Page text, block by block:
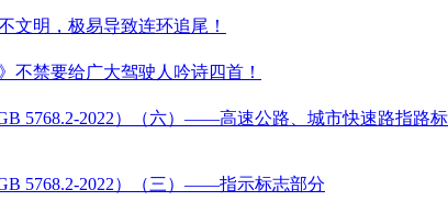
文明，极易导致连环追尾！
不禁要给广大驾驶人吟诗四首！
5768.2-2022）（六）——高速公路、城市快速路指路
5768.2-2022）（三）——指示标志部分